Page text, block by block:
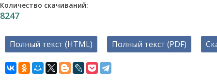
Количество скачиваний:
8247
Полный текст (HTML) Полный текст (PDF)